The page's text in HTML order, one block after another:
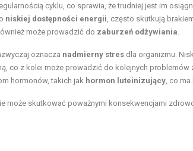
cyklu, co sprawia, że trudniej jest im
niskiej dostępności energii , często skutkują
może prowadzić do zaburzeń odżywiania
oznacza nadmierny stres dla organizmu.
co z kolei może prowadzić do kolejnych problemów
hormonów, takich jak hormon luteinizujący , co
może skutkować poważnymi konsekwencjami